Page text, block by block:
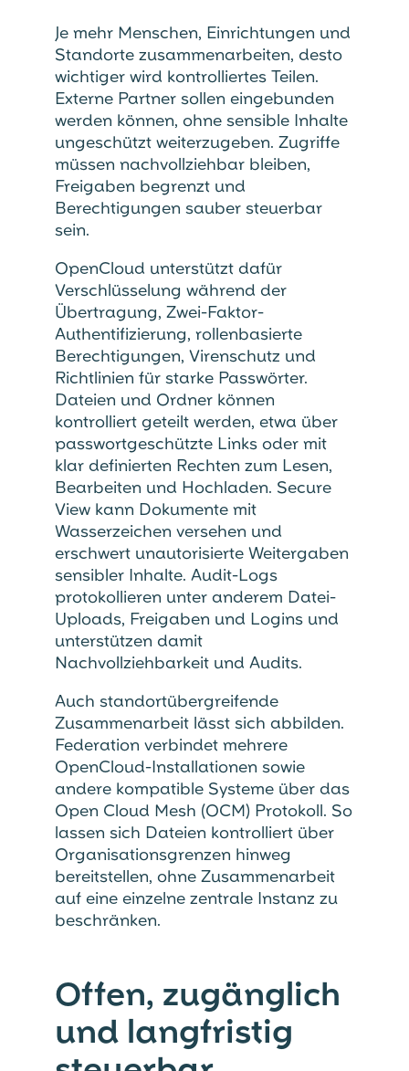
Je mehr Menschen, Einrichtungen und
Standorte zusammenarbeiten, desto
wichtiger wird kontrolliertes Teilen.
Externe Partner sollen eingebunden
werden können, ohne sensible Inhalte
ungeschützt weiterzugeben. Zugriffe
müssen nachvollziehbar bleiben,
Freigaben begrenzt und
Berechtigungen sauber steuerbar
sein.
OpenCloud unterstützt dafür
Verschlüsselung während der
Übertragung, Zwei-Faktor-
Authentifizierung, rollenbasierte
Berechtigungen, Virenschutz und
Richtlinien für starke Passwörter.
Dateien und Ordner können
kontrolliert geteilt werden, etwa über
passwortgeschützte Links oder mit
klar definierten Rechten zum Lesen,
Bearbeiten und Hochladen. Secure
View kann Dokumente mit
Wasserzeichen versehen und
erschwert unautorisierte Weitergaben
sensibler Inhalte. Audit-Logs
protokollieren unter anderem Datei-
Uploads, Freigaben und Logins und
unterstützen damit
Nachvollziehbarkeit und Audits.
Auch standortübergreifende
Zusammenarbeit lässt sich abbilden.
Federation verbindet mehrere
OpenCloud-Installationen sowie
andere kompatible Systeme über das
Open Cloud Mesh (OCM) Protokoll. So
lassen sich Dateien kontrolliert über
Organisationsgrenzen hinweg
bereitstellen, ohne Zusammenarbeit
auf eine einzelne zentrale Instanz zu
beschränken.
Offen, zugänglich
und langfristig